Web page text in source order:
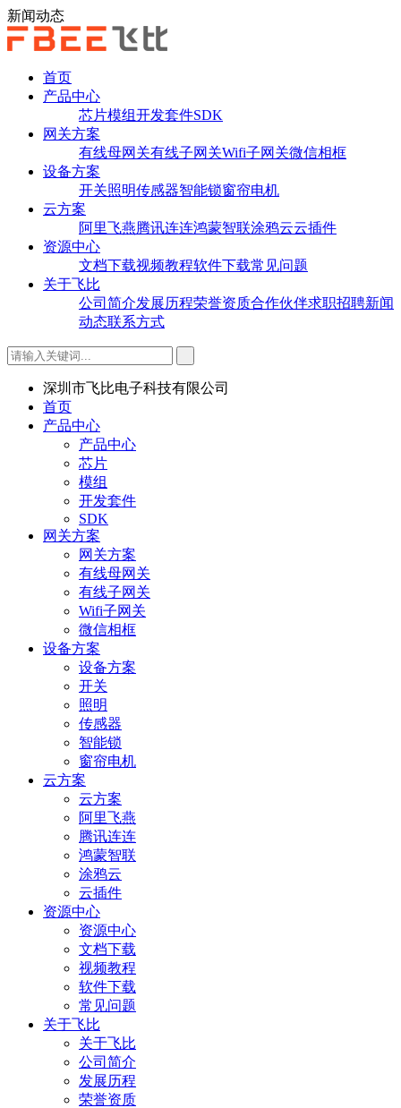
新闻动态
首页
产品中心
芯片模组开发套件SDK
网关方案
有线母网关有线子网关Wifi子网关微信相框
设备方案
开关照明传感器智能锁窗帘电机
云方案
阿里飞燕腾讯连连鸿蒙智联涂鸦云云插件
资源中心
文档下载视频教程软件下载常见问题
关于飞比
公司简介发展历程荣誉资质合作伙伴求职招聘新闻
动态联系方式
深圳市飞比电子科技有限公司
首页
产品中心
产品中心
芯片
模组
开发套件
SDK
网关方案
网关方案
有线母网关
有线子网关
Wifi子网关
微信相框
设备方案
设备方案
开关
照明
传感器
智能锁
窗帘电机
云方案
云方案
阿里飞燕
腾讯连连
鸿蒙智联
涂鸦云
云插件
资源中心
资源中心
文档下载
视频教程
软件下载
常见问题
关于飞比
关于飞比
公司简介
发展历程
荣誉资质